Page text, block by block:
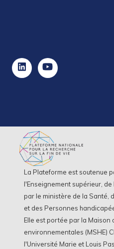
La Plateforme est soutenue
l'Enseignement supérieur, de
par le ministère de la Santé,
et des Personnes
Elle est portée par la Maison
environnementales (MSHE)
l'Université Marie et Louis